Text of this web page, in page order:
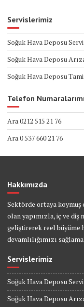
Servislerimiz
Soğuk Hava Deposu
Soğuk Hava Deposu
Soğuk Hava Deposu
Telefon
Ara 0212 515 21 76
Ara 0 537 660 21 76
Hakkımızda
Sektörde ortaya koymuş
olan yapımızla, iç ve
geliştirerek reel büyüme
devamlılığımızı
Servislerimiz
Soğuk Hava Deposu
Soğuk Hava Deposu